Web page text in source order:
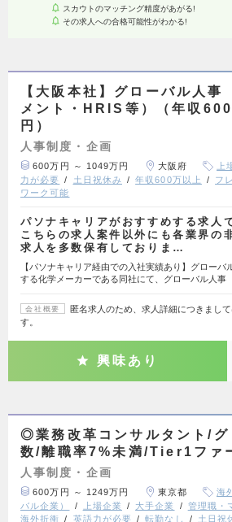
スカウトのマッチング精度があがる!
その求人への合格可能性がわかる!
【大阪本社】グローバル人事
メント・HRIS等）（年収
円）
人事制度・企画
600万円 ～ 1049万円 大阪府 上
力が必要
土日祝休み 年収600万以上 フ
ワーク可能
パソナキャリアがおすすめする求人
こちらの求人案件以外にも各業界の
求人を多数保有しておりま…
【パソナキャリア経由での入社実績あり】グローバ
する化学メーカーである同社にて、グローバル人事
会社概要
匿名求人のため、求人詳細につきまし
す。
興味あり
◎業務改革コンサルタント/グ
数/離職率7%未満/Tier1ファ
人事制度・企画
600万円 ～ 1249万円 東京都
海
バル企業）
上場企業 大手企業 管理職・
海外折衝
英語力が必要 転勤なし 土日祝